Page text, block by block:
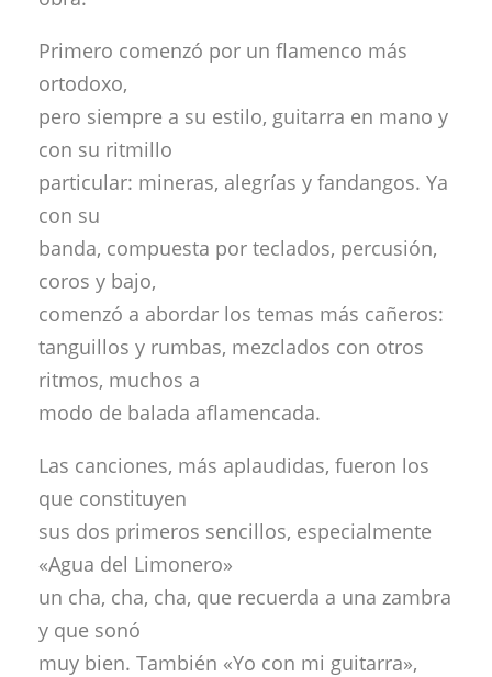
Primero comenzó por un flamenco más
ortodoxo,
pero siempre a su estilo, guitarra en mano y
con su ritmillo
particular: mineras, alegrías y fandangos. Ya
con su
banda, compuesta por teclados, percusión,
coros y bajo,
comenzó a abordar los temas más cañeros:
tanguillos y rumbas, mezclados con otros
ritmos, muchos a
modo de balada aflamencada.
Las canciones, más aplaudidas, fueron los
que constituyen
sus dos primeros sencillos, especialmente
«Agua del Limonero»
un cha, cha, cha, que recuerda a una zambra
y que sonó
muy bien. También «Yo con mi guitarra»,